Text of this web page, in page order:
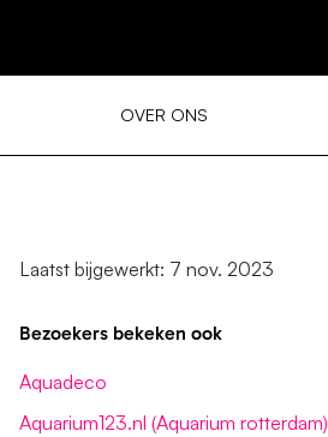
OVER ONS
Laatst bijgewerkt: 7 nov. 2023
Bezoekers bekeken ook
Aquadeco
Aquarium123.nl (Aquarium rotterdam)